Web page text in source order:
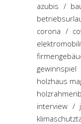
azubis
corona
gewinnspiel
holzhaus
interview